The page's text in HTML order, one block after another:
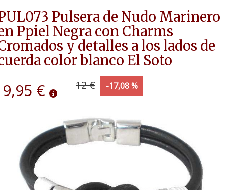
Pulsera de Nudo Marinero
Ppiel Negra con Charms
y detalles a los lados de
color blanco El Soto
9,95 € 12 € -17,08 %